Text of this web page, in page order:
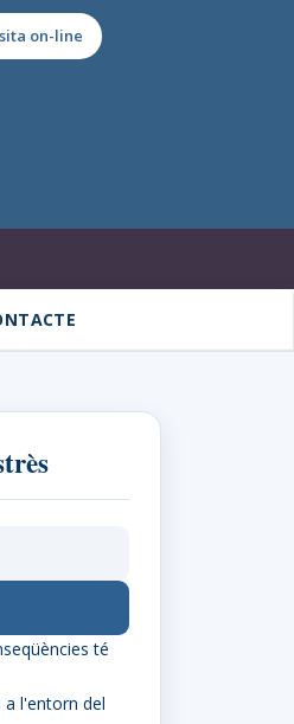
on-line
té
a l'entorn del